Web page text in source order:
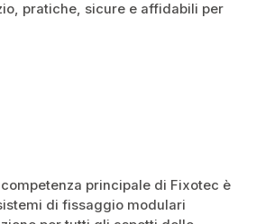
pratiche, sicure e affidabili per
principale di Fixotec è
di fissaggio modulari